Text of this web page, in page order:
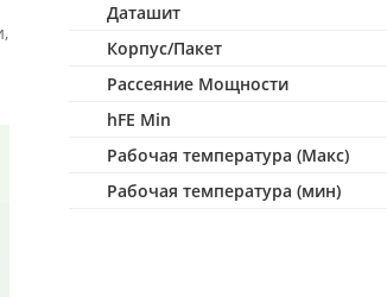
Даташит
Корпус/Пакет
Рассеяние Мощности
hFE Min
Рабочая температура (Макс)
Рабочая температура (мин)